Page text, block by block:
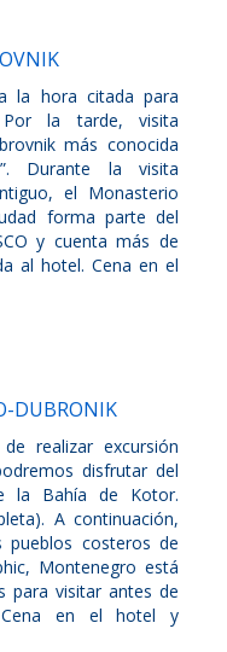
la hora citada para
Por la tarde, visita
más conocida
Durante la visita
el Monasterio
forma parte del
y cuenta más de
al hotel. Cena en el
DUBRONIK
realizar excursión
disfrutar del
la Bahía de Kotor.
A continuación,
pueblos costeros de
Montenegro está
para visitar antes de
Cena en el hotel y